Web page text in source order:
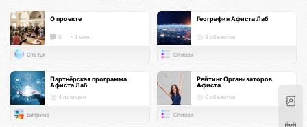
О проекте
0 < 1 мин.
Статья
География Афиста Лаб
9 объектов
Список
Партнёрская программа
Афиста Лаб
4 позиции
Витрина
Рейтинг Организаторов
Афиста
0 объектов
Список